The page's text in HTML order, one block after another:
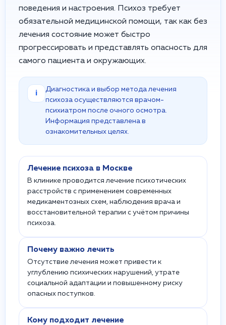
поведения и настроения. Психоз требует
обязательной медицинской помощи, так как без
лечения состояние может быстро
прогрессировать и представлять опасность для
самого пациента и окружающих.
i
Диагностика и выбор метода лечения
психоза осуществляются врачом-
психиатром после очного осмотра.
Информация представлена в
ознакомительных целях.
Лечение психоза в Москве
В клинике проводится лечение психотических
расстройств с применением современных
медикаментозных схем, наблюдения врача и
восстановительной терапии с учётом причины
психоза.
Почему важно лечить
Отсутствие лечения может привести к
углублению психических нарушений, утрате
социальной адаптации и повышенному риску
опасных поступков.
Кому подходит лечение